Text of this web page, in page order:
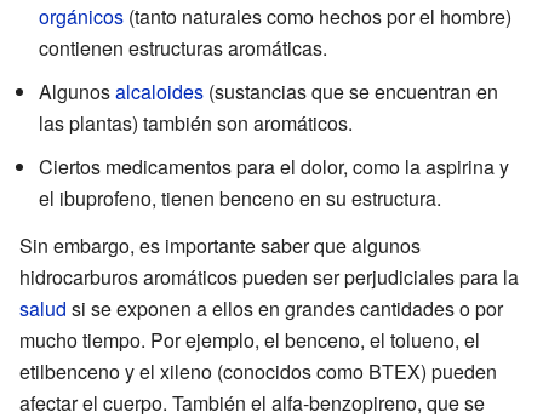
orgánicos (tanto naturales como hechos por el hombre)
contienen estructuras aromáticas.
Algunosalcaloides (sustancias que se encuentran en
las plantas) también son aromáticos.
Ciertos medicamentos para el dolor, como la aspirina y
el ibuprofeno, tienen benceno en su estructura.
Sin embargo, es importante saber que algunos
hidrocarburos aromáticos pueden ser perjudiciales para la
salud si se exponen a ellos en grandes cantidades o por
mucho tiempo. Por ejemplo, el benceno, el tolueno, el
etilbenceno y el xileno (conocidos como BTEX) pueden
afectar el cuerpo. También el alfa-benzopireno, que se